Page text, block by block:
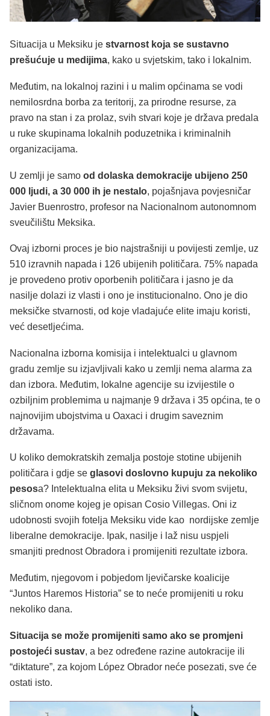
Situacija u Meksiku je stvarnost koja se sustavno
prešućuje u medijima, kako u svjetskim, tako i lokalnim.
Međutim, na lokalnoj razini i u malim općinama se vodi
nemilosrdna borba za teritorij, za prirodne resurse, za
pravo na stan i za prolaz, svih stvari koje je država predala
u ruke skupinama lokalnih poduzetnika i kriminalnih
organizacijama.
U zemlji je samo od dolaska demokracije ubijeno 250
000 ljudi, a 30 000 ih je nestalo, pojašnjava povjesničar
Javier Buenrostro, profesor na Nacionalnom autonomnom
sveučilištu Meksika.
Ovaj izborni proces je bio najstrašniji u povijesti zemlje, uz
510 izravnih napada i 126 ubijenih političara. 75% napada
je provedeno protiv oporbenih političara i jasno je da
nasilje dolazi iz vlasti i ono je institucionalno. Ono je dio
meksičke stvarnosti, od koje vladajuće elite imaju koristi,
već desetljećima.
Nacionalna izborna komisija i intelektualci u glavnom
gradu zemlje su izjavljivali kako u zemlji nema alarma za
dan izbora. Međutim, lokalne agencije su izvijestile o
ozbiljnim problemima u najmanje 9 država i 35 općina, te o
najnovijim ubojstvima u Oaxaci i drugim saveznim
državama.
U koliko demokratskih zemalja postoje stotine ubijenih
političara i gdje se glasovi doslovno kupuju za nekoliko
pesosa? Intelektualna elita u Meksiku živi svom svijetu,
sličnom onome kojeg je opisan Cosio Villegas. Oni iz
udobnosti svojih fotelja Meksiku vide kao nordijske zemlje
liberalne demokracije. Ipak, nasilje i laž nisu uspjeli
smanjiti prednost Obradora i promijeniti rezultate izbora.
Međutim, njegovom i pobjedom ljevičarske koalicije
“Juntos Haremos Historia” se to neće promijeniti u roku
nekoliko dana.
Situacija se može promijeniti samo ako se promjeni
postojeći sustav, a bez određene razine autokracije ili
“diktature”, za kojom López Obrador neće posezati, sve će
ostati isto.